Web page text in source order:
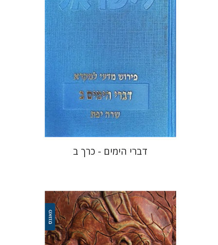
הנחת אתר ספר מודפס
דברי הימים - כרך ב
אריאל קופילוביץ